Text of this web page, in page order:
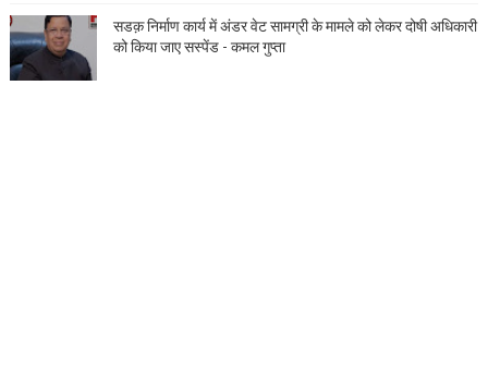
सडक़ निर्माण कार्य में अंडर वेट सामग्री के मामले को लेकर दोषी अधिकारी
को किया जाए सस्पेंड - कमल गुप्ता